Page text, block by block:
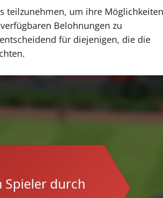
teilzunehmen, um ihre Möglichkeiten
Belohnungen zu
für diejenigen, die die